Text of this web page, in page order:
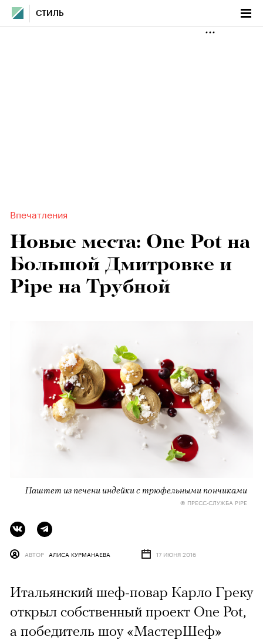
СТИЛЬ
Впечатления
Новые места: One Pot на
Большой Дмитровке и
Pipe на Трубной
Паштет из печени индейки с трюфельными пончиками
© ПРЕСС-СЛУЖБА PIPE
АВТОР АЛИСА КУРМАНАЕВА 17 ИЮНЯ 2016
Итальянский шеф-повар Карло Греку
открыл собственный проект One Pot,
а победитель шоу «МастерШеф»